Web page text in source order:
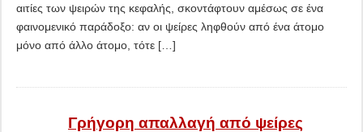
αιτίες των ψειρών της κεφαλής, σκοντάφτουν αμέσως σε ένα
φαινομενικό παράδοξο: αν οι ψείρες ληφθούν από ένα άτομο
μόνο από άλλο άτομο, τότε […]
Γρήγορη απαλλαγή από ψείρες